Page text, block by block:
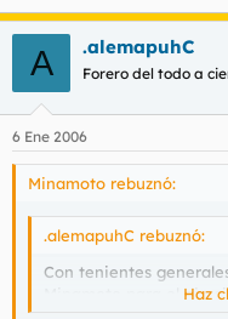
A .alemapuhC
Forero del todo a
6 Ene 2006
Minamoto rebuznó:
.alemapuhC rebuznó:
Con tenientes
Minamoto para elHaz